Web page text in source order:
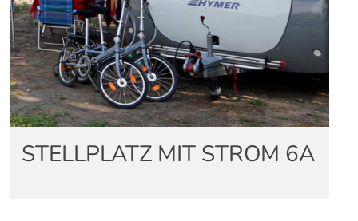
STELLPLATZ MIT STROM 6A